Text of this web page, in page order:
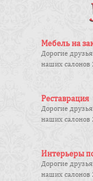
Мебель на
Дорогие
наших салонов
Реставрация
Дорогие
наших салонов
Интерьеры
Дорогие
наших салонов